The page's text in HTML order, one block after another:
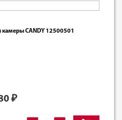
CANDY 12500501
₽